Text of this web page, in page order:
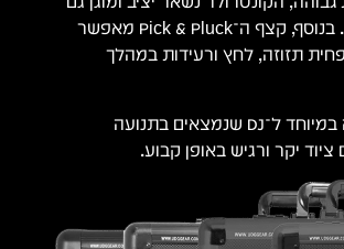
בזמן נסיעות, הופעות, טעינות ופריקות תכופות. בנוסף, קצף ה־‎Pick & Pluck‎ מאפשר
תזוזה, לחץ ורעידות במהלך
כך מתקבלת שכבת הגנה מקצועית שמתאימה במיוחד ל־DJ שנמצאים בתנועה
יקר ורגיש באופן קבוע.